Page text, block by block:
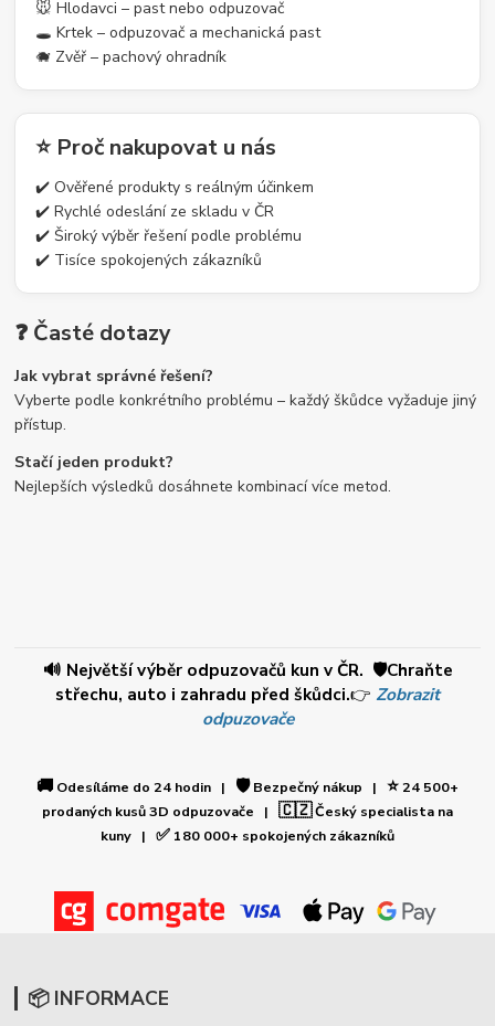
🐭 Hlodavci – past nebo odpuzovač
🕳️ Krtek – odpuzovač a mechanická past
🐗 Zvěř – pachový ohradník
⭐ Proč nakupovat u nás
✔️ Ověřené produkty s reálným účinkem
✔️ Rychlé odeslání ze skladu v ČR
✔️ Široký výběr řešení podle problému
✔️ Tisíce spokojených zákazníků
❓ Časté dotazy
Jak vybrat správné řešení?
Vyberte podle konkrétního problému – každý škůdce vyžaduje jiný
přístup.
Stačí jeden produkt?
Nejlepších výsledků dosáhnete kombinací více metod.
🔊 Největší výběr odpuzovačů kun v ČR. 🛡️Chraňte
střechu, auto i zahradu před škůdci.👉 Zobrazit
odpuzovače
🚚 Odesíláme do 24 hodin | 🛡️Bezpečný nákup | ⭐24 500+
prodaných kusů 3D odpuzovače | 🇨🇿Český specialista na
kuny | ✅ 180 000+ spokojených zákazníků
📦 INFORMACE